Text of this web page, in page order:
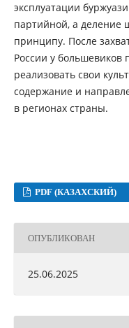
эксплуатации
партийной, а деление
принципу. После
России у
реализовать свои
содержание и
в регионах страны.
PDF (КАЗАХСКИЙ)
ОПУБЛИКОВАН
25.06.2025